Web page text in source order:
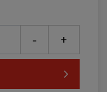
- +